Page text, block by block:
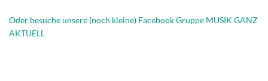
Oder besuche unsere (noch kleine) Facebook Gruppe MUSIK GANZ
AKTUELL